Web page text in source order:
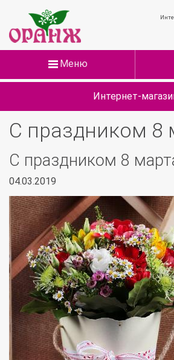
Меню
Интернет-
С праздником 8
С праздником 8
04.03.2019